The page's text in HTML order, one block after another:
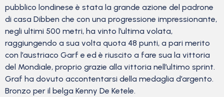
pubblico londinese è stata la grande azione del padrone
di casa Dibben che con una progressione impressionante,
negli ultimi 500 metri, ha vinto l’ultima volata,
raggiungendo a sua volta quota 48 punti, a pari merito
con l’austriaco Garf e ed è riuscito a fare sua la vittoria
del Mondiale, proprio grazie alla vittoria nell’ultimo sprint.
Graf ha dovuto accontentarsi della medaglia d’argento.
Bronzo per il belga Kenny De Ketele.